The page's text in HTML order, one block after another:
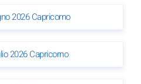
2026 Capricorno
2026 Capricorno